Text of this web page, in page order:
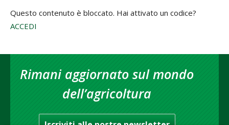
Questo contenuto è bloccato. Hai attivato un codice?
ACCEDI
Rimani aggiornato sul mondo
dell’agricoltura